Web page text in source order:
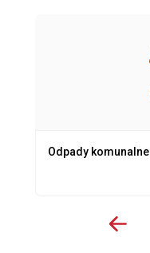
Odpady komunalne